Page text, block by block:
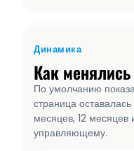
Динамика
Как
По умолчанию
страница
месяцев, 12
управляющему.